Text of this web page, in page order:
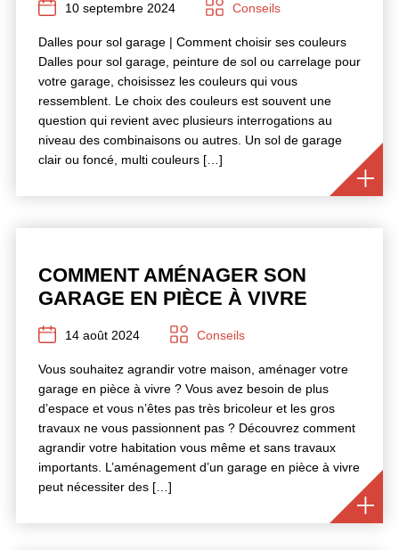
10 septembre 2024 Conseils
Dalles pour sol garage | Comment choisir ses couleurs
Dalles pour sol garage, peinture de sol ou carrelage pour
votre garage, choisissez les couleurs qui vous
ressemblent. Le choix des couleurs est souvent une
question qui revient avec plusieurs interrogations au
niveau des combinaisons ou autres. Un sol de garage
clair ou foncé, multi couleurs […]
COMMENT AMÉNAGER SON
GARAGE EN PIÈCE À VIVRE
14 août 2024 Conseils
Vous souhaitez agrandir votre maison, aménager votre
garage en pièce à vivre ? Vous avez besoin de plus
d’espace et vous n’êtes pas très bricoleur et les gros
travaux ne vous passionnent pas ? Découvrez comment
agrandir votre habitation vous même et sans travaux
importants. L’aménagement d’un garage en pièce à vivre
peut nécessiter des […]